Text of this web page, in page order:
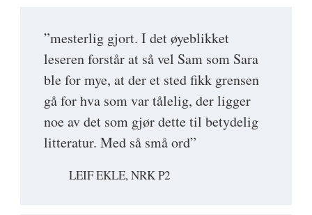
”mesterlig gjort. I det øyeblikket
leseren forstår at så vel Sam som Sara
ble for mye, at der et sted fikk grensen
gå for hva som var tålelig, der ligger
noe av det som gjør dette til betydelig
litteratur. Med så små ord”
LEIF EKLE, NRK P2